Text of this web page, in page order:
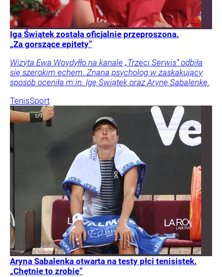
Iga Świątek została oficjalnie przeproszona.
„Za gorszące epitety”
Wizyta Ewa Woydyłło na kanale „Trzeci Serwis” odbiła
się szerokim echem. Znana psycholog w zaskakujący
sposób oceniła m.in. Igę Świątek oraz Arynę Sabalenkę.
TenisSport
Aryna Sabalenka otwarta na testy płci tenisistek.
„Chętnie to zrobię”